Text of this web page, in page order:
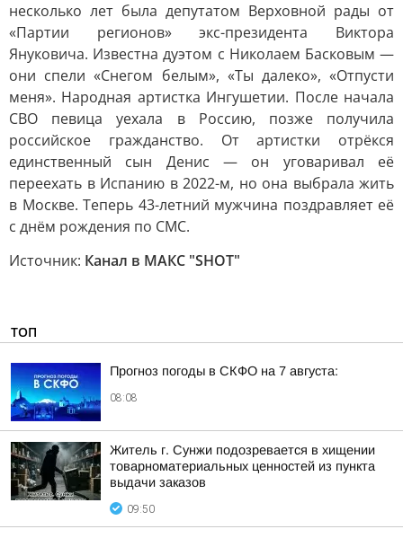
несколько лет была депутатом Верховной рады от
«Партии регионов» экс-президента Виктора
Януковича. Известна дуэтом с Николаем Басковым —
они спели «Снегом белым», «Ты далеко», «Отпусти
меня». Народная артистка Ингушетии. После начала
СВО певица уехала в Россию, позже получила
российское гражданство. От артистки отрёкся
единственный сын Денис — он уговаривал её
переехать в Испанию в 2022-м, но она выбрала жить
в Москве. Теперь 43-летний мужчина поздравляет её
с днём рождения по СМС.
Источник: Канал в МАКС "SHOT"
ТОП
Прогноз погоды в СКФО на 7 августа:
08:08
Житель г. Сунжи подозревается в хищении
товарноматериальных ценностей из пункта
выдачи заказов
09:50